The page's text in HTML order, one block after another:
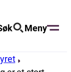
Meny